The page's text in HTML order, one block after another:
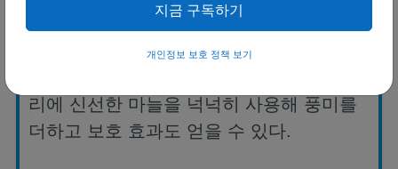
마늘을 잊지 말자.알리움 계열의 일원인 마
리에 신선한 마늘을 넉넉히 사용해 풍미를
더하고 보호 효과도 얻을 수 있다.
지금 구독하기
개인정보 보호 정책 보기